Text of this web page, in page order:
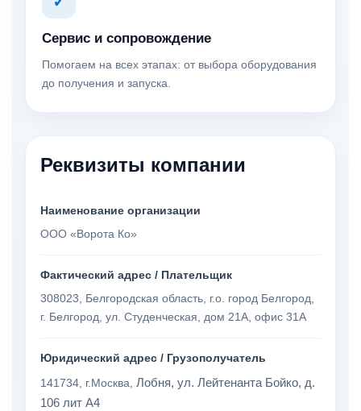
Сервис и сопровождение
Помогаем на всех этапах: от выбора оборудования
до получения и запуска.
Реквизиты компании
Наименование организации
ООО «Ворота Ко»
Фактический адрес / Плательщик
308023, Белгородская область, г.о. город Белгород,
г. Белгород, ул. Студенческая, дом 21А, офис 31А
Юридический адрес / Грузополучатель
141734, г.Москва, Лобня, ул. Лейтенанта Бойко, д.
106 лит А4